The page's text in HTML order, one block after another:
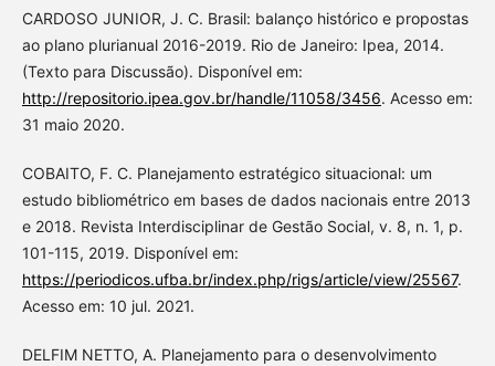
CARDOSO JUNIOR, J. C. Brasil: balanço histórico e propostas
ao plano plurianual 2016-2019. Rio de Janeiro: Ipea, 2014.
(Texto para Discussão). Disponível em:
http://repositorio.ipea.gov.br/handle/11058/3456. Acesso em:
31 maio 2020.
COBAITO, F. C. Planejamento estratégico situacional: um
estudo bibliométrico em bases de dados nacionais entre 2013
e 2018. Revista Interdisciplinar de Gestão Social, v. 8, n. 1, p.
101-115, 2019. Disponível em:
https://periodicos.ufba.br/index.php/rigs/article/view/25567.
Acesso em: 10 jul. 2021.
DELFIM NETTO, A. Planejamento para o desenvolvimento